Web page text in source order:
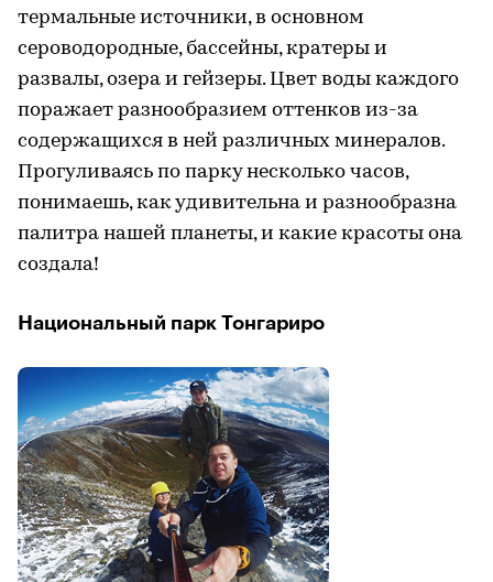
термальные источники, в основном
сероводородные, бассейны, кратеры и
развалы, озера и гейзеры. Цвет воды каждого
поражает разнообразием оттенков из-за
содержащихся в ней различных минералов.
Прогуливаясь по парку несколько часов,
понимаешь, как удивительна и разнообразна
палитра нашей планеты, и какие красоты она
создала!
Национальный парк Тонгариро